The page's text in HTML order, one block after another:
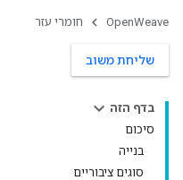
OpenWeave חומרי עזר
שליחת משוב
בדף הזה
סיכום
בנייה
סוגים ציבוריים